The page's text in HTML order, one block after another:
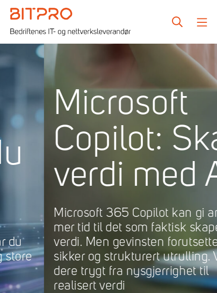
Skip
content
Bitpro
SEARCH
Microsoft
Copilot: Skap
verdi med AI
Microsoft 365 Copilot kan gi ansatte
mer tid til det som faktisk skaper
verdi. Men gevinsten forutsetter en
sikker og strukturert utrulling. Vi tar
dere trygt fra nysgjerrighet til
realisert verdi